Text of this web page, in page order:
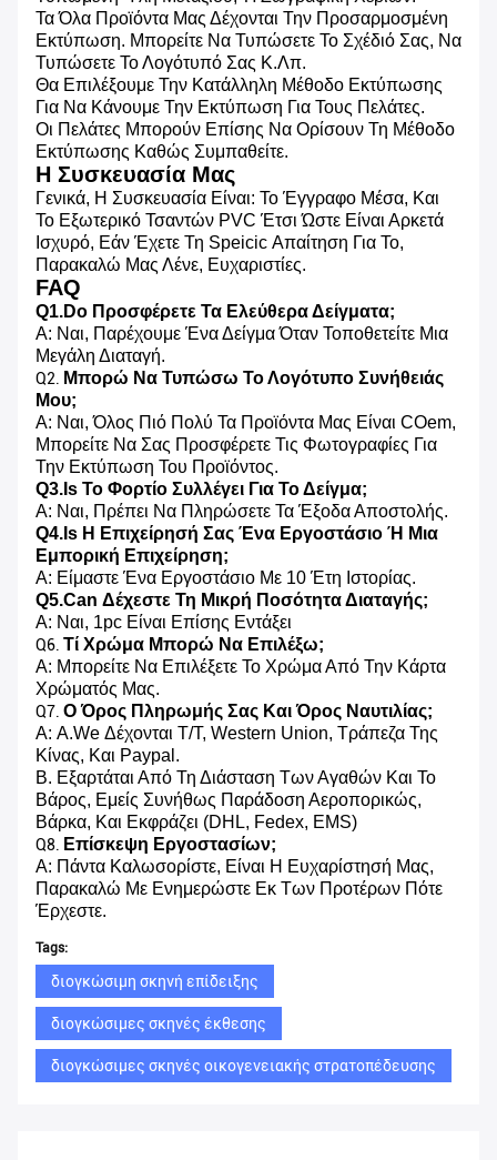
Τα Όλα Προϊόντα Μας Δέχονται Την Προσαρμοσμένη
Εκτύπωση. Μπορείτε Να Τυπώσετε Το Σχέδιό Σας, Να
Τυπώσετε Το Λογότυπό Σας Κ.λπ.
Θα Επιλέξουμε Την Κατάλληλη Μέθοδο Εκτύπωσης
Για Να Κάνουμε Την Εκτύπωση Για Τους Πελάτες.
Οι Πελάτες Μπορούν Επίσης Να Ορίσουν Τη Μέθοδο
Εκτύπωσης Καθώς Συμπαθείτε.
Η Συσκευασία Μας
Γενικά, Η Συσκευασία Είναι: Το Έγγραφο Μέσα, Και
Το Εξωτερικό Τσαντών PVC Έτσι Ώστε Είναι Αρκετά
Ισχυρό, Εάν Έχετε Τη Speicic Απαίτηση Για Το,
Παρακαλώ Μας Λένε, Ευχαριστίες.
FAQ
Q1.Do Προσφέρετε Τα Ελεύθερα Δείγματα;
Α: Ναι, Παρέχουμε Ένα Δείγμα Όταν Τοποθετείτε Μια
Μεγάλη Διαταγή.
Q2. Μπορώ Να Τυπώσω Το Λογότυπο Συνήθειάς
Μου;
Α: Ναι, Όλος Πιό Πολύ Τα Προϊόντα Μας Είναι COem,
Μπορείτε Να Σας Προσφέρετε Τις Φωτογραφίες Για
Την Εκτύπωση Του Προϊόντος.
Q3.Is Το Φορτίο Συλλέγει Για Το Δείγμα;
Α: Ναι, Πρέπει Να Πληρώσετε Τα Έξοδα Αποστολής.
Q4.Is Η Επιχείρησή Σας Ένα Εργοστάσιο Ή Μια
Εμπορική Επιχείρηση;
Α: Είμαστε Ένα Εργοστάσιο Με 10 Έτη Ιστορίας.
Q5.Can Δέχεστε Τη Μικρή Ποσότητα Διαταγής;
Α: Ναι, 1pc Είναι Επίσης Εντάξει
Q6. Τί Χρώμα Μπορώ Να Επιλέξω;
Α: Μπορείτε Να Επιλέξετε Το Χρώμα Από Την Κάρτα
Χρώματός Μας.
Q7. Ο Όρος Πληρωμής Σας Και Όρος Ναυτιλίας;
Α: A.We Δέχονται T/T, Western Union, Τράπεζα Της
Κίνας, Και Paypal.
B. Εξαρτάται Από Τη Διάσταση Των Αγαθών Και Το
Βάρος, Εμείς Συνήθως Παράδοση Αεροπορικώς,
Βάρκα, Και Εκφράζει (DHL, Fedex, EMS)
Q8. Επίσκεψη Εργοστασίων;
Α: Πάντα Καλωσορίστε, Είναι Η Ευχαρίστησή Μας,
Παρακαλώ Με Ενημερώστε Εκ Των Προτέρων Πότε
Έρχεστε.
Tags:
διογκώσιμη σκηνή επίδειξης
διογκώσιμες σκηνές έκθεσης
διογκώσιμες σκηνές οικογενειακής στρατοπέδευσης